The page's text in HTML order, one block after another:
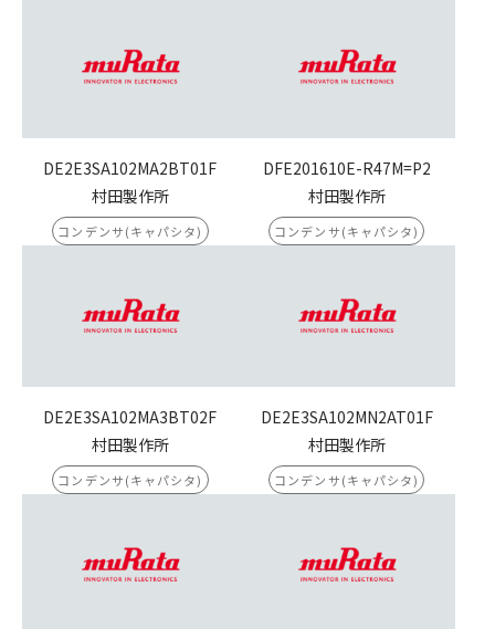
DE2E3SA102MA2BT01F
村田製作所
コンデンサ(キャパシタ)
DFE201610E-R47M=P2
村田製作所
コンデンサ(キャパシタ)
DE2E3SA102MA3BT02F
村田製作所
コンデンサ(キャパシタ)
DE2E3SA102MN2AT01F
村田製作所
コンデンサ(キャパシタ)